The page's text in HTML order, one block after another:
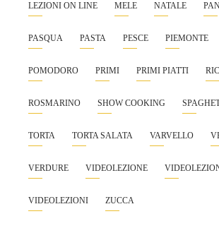
LEZIONI ON LINE MELE NATALE
PASQUA PASTA PESCE PIEMONTE
POMODORO PRIMI PRIMI PIATTI
ROSMARINO SHOW COOKING
TORTA TORTA SALATA VARVELLO
VERDURE VIDEOLEZIONE
VIDEOLEZIONI ZUCCA